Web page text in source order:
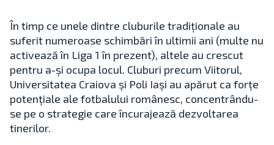
În timp ce unele dintre cluburile tradiționale au
suferit numeroase schimbări în ultimii ani (multe nu
activează în Liga 1 în prezent), altele au crescut
pentru a-și ocupa locul. Cluburi precum Viitorul,
Universitatea Craiova și Poli Iași au apărut ca forțe
potențiale ale fotbalului românesc, concentrându-
se pe o strategie care încurajează dezvoltarea
tinerilor.